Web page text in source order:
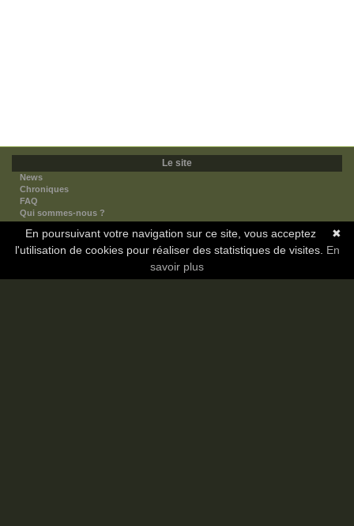
Le site
News
Chroniques
FAQ
Qui sommes-nous ?
Nos partenaires
Faites-nous connaitre
Nous contacter
✖
En poursuivant votre navigation sur ce site, vous acceptez
l'utilisation de cookies pour réaliser des statistiques de visites. En
savoir plus